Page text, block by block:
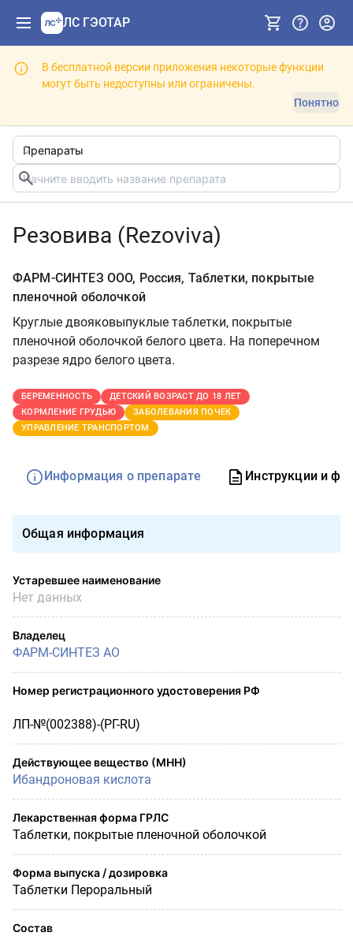
ЛС ГЭОТАР
В бесплатной версии приложения некоторые функции
могут быть недоступны или ограничены.
Понятно
Резовива (Rezoviva)
ФАРМ-СИНТЕЗ ООО, Россия, Таблетки, покрытые
пленочной оболочкой
Круглые двояковыпуклые таблетки, покрытые
пленочной оболочкой белого цвета. На поперечном
разрезе ядро белого цвета.
БЕРЕМЕННОСТЬ
ДЕТСКИЙ ВОЗРАСТ ДО 18 ЛЕТ
КОРМЛЕНИЕ ГРУДЬЮ
ЗАБОЛЕВАНИЯ ПОЧЕК
УПРАВЛЕНИЕ ТРАНСПОРТОМ
Информация о препарате Инструкции и
Общая информация
Устаревшее наименование
Нет данных
Владелец
ФАРМ-СИНТЕЗ АО
Номер регистрационного удостоверения РФ
ЛП-№(002388)-(РГ-RU)
Действующее вещество (МНН)
Ибандроновая кислота
Лекарственная форма ГРЛС
Таблетки, покрытые пленочной оболочкой
Форма выпуска / дозировка
Таблетки Пероральный
Состав